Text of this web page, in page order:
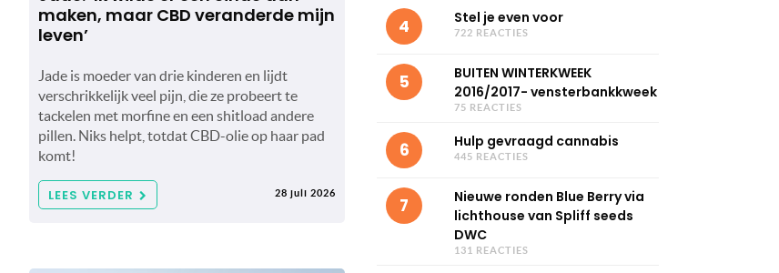
maken, maar CBD veranderde mijn
leven’
Jade is moeder van drie kinderen en lijdt
verschrikkelijk veel pijn, die ze probeert te
tackelen met morfine en een shitload andere
pillen. Niks helpt, totdat CBD-olie op haar pad
komt!
LEES VERDER 28 juli 2026
4 Stel je even voor
722 REACTIES
5
BUITEN WINTERKWEEK
2016/2017- vensterbankkweek
75 REACTIES
6 Hulp gevraagd cannabis
445 REACTIES
7
Nieuwe ronden Blue Berry via
lichthouse van Spliff seeds
DWC
131 REACTIES